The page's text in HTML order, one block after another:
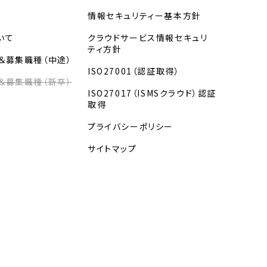
て
集職種（中途）
募集職種（新卒）
情報セキュリティー基本方針
クラウドサービス情報セキュリ
ティ方針
ISO27001（認証取得）
ISO27017（ISMSクラウド）認証
取得
プライバシーポリシー
サイトマップ